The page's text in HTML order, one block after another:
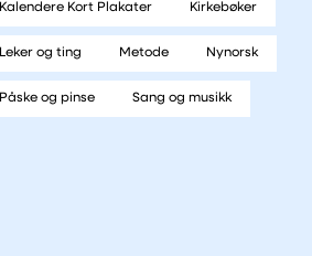
Kalendere Kort Plakater Kirkebøker
Leker og ting Metode Nynorsk
Påske og pinse Sang og musikk